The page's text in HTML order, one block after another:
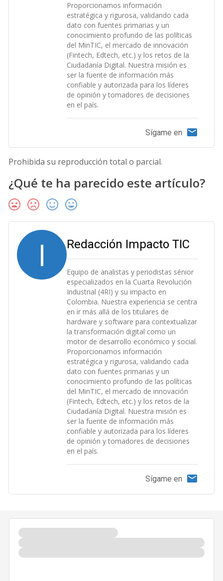
Proporcionamos información
estratégica y rigurosa, validando cada
dato con fuentes primarias y un
conocimiento profundo de las políticas
del MinTIC, el mercado de innovación
(Fintech, Edtech, etc.) y los retos de la
Ciudadanía Digital. Nuestra misión es
ser la fuente de información más
confiable y autorizada para los líderes
de opinión y tomadores de decisiones
en el país.
Sígame en
Prohibida su reproducción total o parcial.
¿Qué te ha parecido este artículo?
I Redacción Impacto TIC
Equipo de analistas y periodistas sénior
especializados en la Cuarta Revolución
Industrial (4RI) y su impacto en
Colombia. Nuestra experiencia se centra
en ir más allá de los titulares de
hardware y software para contextualizar
la transformación digital como un
motor de desarrollo económico y social.
Proporcionamos información
estratégica y rigurosa, validando cada
dato con fuentes primarias y un
conocimiento profundo de las políticas
del MinTIC, el mercado de innovación
(Fintech, Edtech, etc.) y los retos de la
Ciudadanía Digital. Nuestra misión es
ser la fuente de información más
confiable y autorizada para los líderes
de opinión y tomadores de decisiones
en el país.
Sígame en